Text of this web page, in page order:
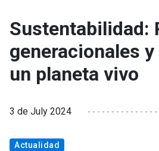
Sustentabilidad:
generacionales
un planeta vivo
3 de July 2024
Actualidad